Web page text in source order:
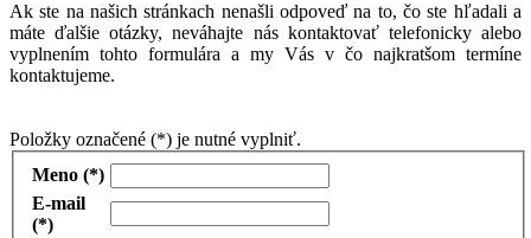
Ak ste na našich stránkach nenašli odpoveď na to, čo ste hľadali a
máte ďalšie otázky, neváhajte nás kontaktovať telefonicky alebo
vyplnením tohto formulára a my Vás v čo najkratšom termíne
kontaktujeme.
Položky označené (*) je nutné vyplniť.
Meno (*)
E-mail
(*)